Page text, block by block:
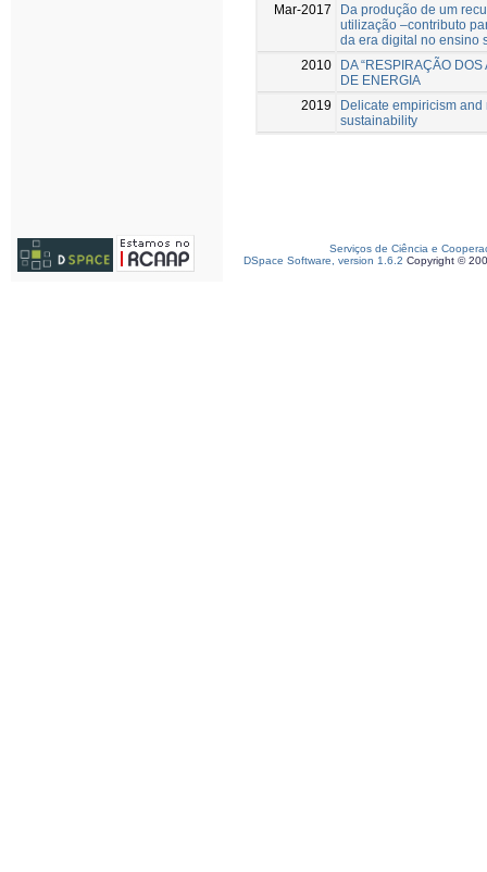
Mar-2017
Da produção de um
utilização –contributo
da era digital no ensino
2010
DA “RESPIRAÇÃO
DE ENERGIA
2019
Delicate empiricism
sustainability
Serviços de Ciência e
DSpace Software, version 1.6.2 Copyright ©